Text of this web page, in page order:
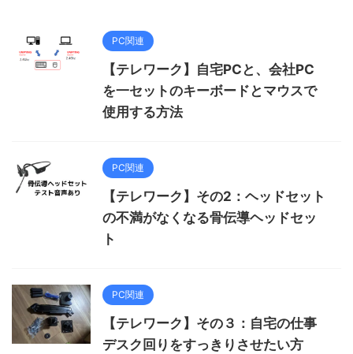
PC関連
【テレワーク】自宅PCと、会社PC
を一セットのキーボードとマウスで
使用する方法
PC関連
【テレワーク】その2：ヘッドセット
の不満がなくなる骨伝導ヘッドセッ
ト
PC関連
【テレワーク】その３：自宅の仕事
デスク回りをすっきりさせたい方